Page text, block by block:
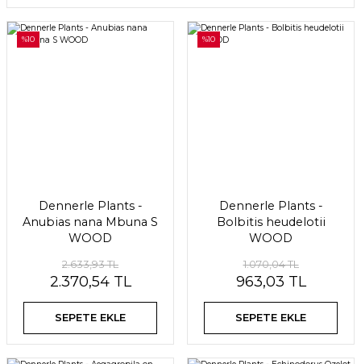
%10
Dennerle Plants -
Anubias nana Mbuna S
WOOD
2.633,93 TL
2.370,54 TL
SEPETE EKLE
%10
Dennerle Plants -
Bolbitis heudelotii
WOOD
1.070,04 TL
963,03 TL
SEPETE EKLE